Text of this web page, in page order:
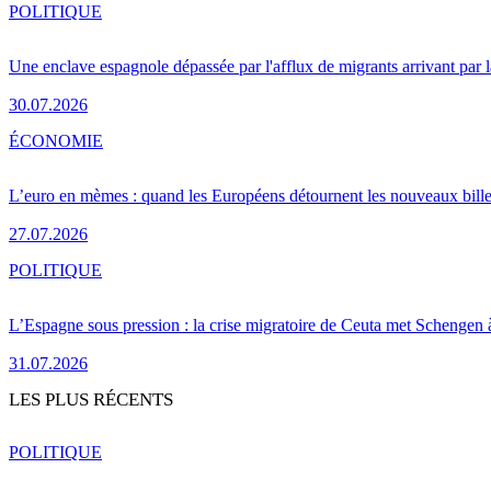
Une enclave espagnole dépassée par l'afflux de migrants arrivant par
30.07.2026
POLITIQUE
L’euro en mèmes : quand les Européens détournent les nouveaux
27.07.2026
ÉCONOMIE
L’Espagne sous pression : la crise migratoire de Ceuta met Schengen
31.07.2026
POLITIQUE
LES PLUS RÉCENTS
POLITIQUE